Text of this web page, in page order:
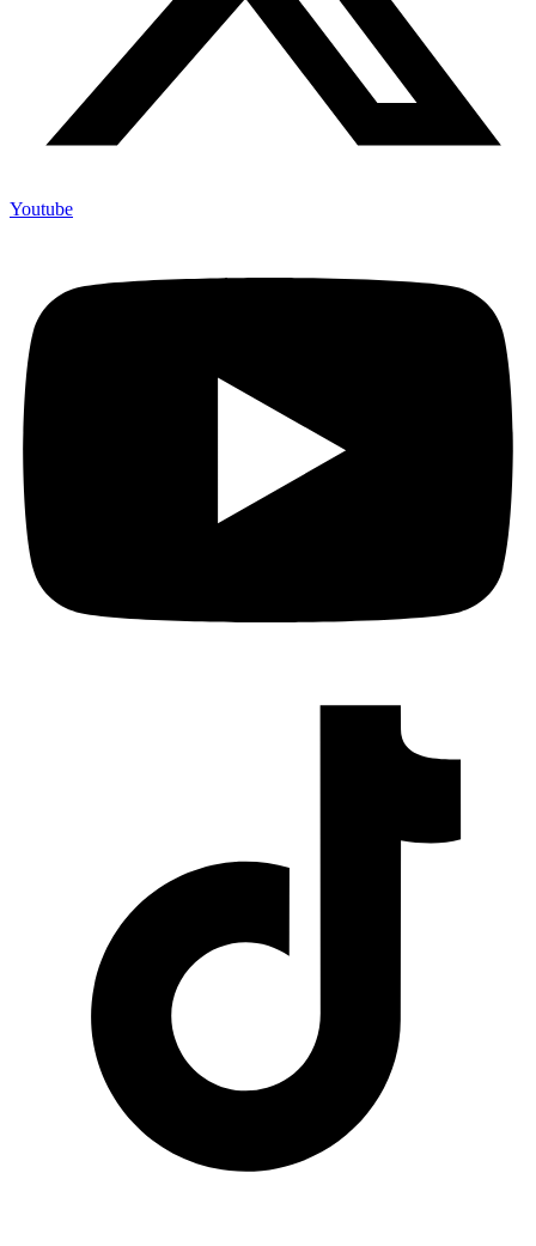
Youtube